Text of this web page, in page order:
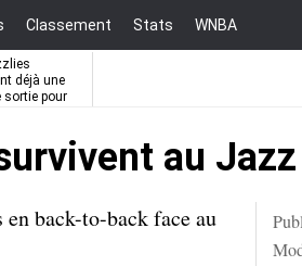
Classement Stats WNBA
déjà une
sortie pour
au
back-to-back face au